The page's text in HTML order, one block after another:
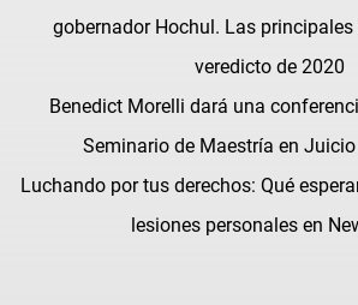
gobernador Hochul. Las
veredicto de 2020
Benedict Morelli dará una
Seminario de Maestría en
Luchando por tus derechos: Qué
lesiones personales en